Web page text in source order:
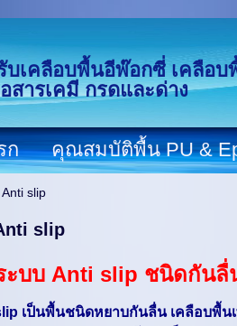
เคลือบพื้นอีพ๊อกซี่ เคลือ
ารเคมี กรดและด่าง
ก คุณสมบัติพื้น PU &
slip
slip
ะบบ Anti slip ชนิดกันลื่
เป็นพื้นชนิดหยาบกันลื่น เคลือบพื้น